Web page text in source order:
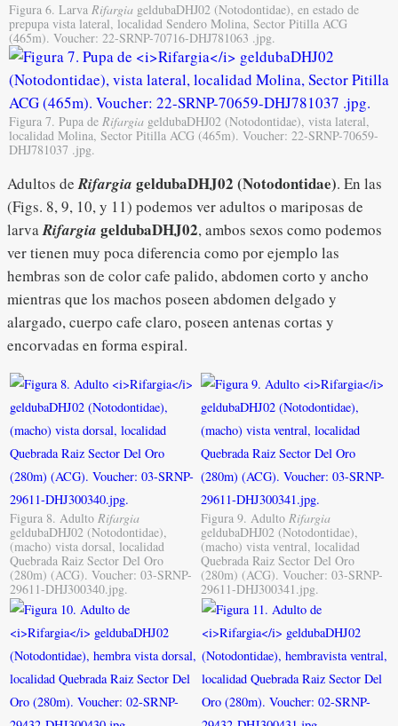
Figura 6. Larva Rifargia geldubaDHJ02 (Notodontidae), en estado de
prepupa vista lateral, localidad Sendero Molina, Sector Pitilla ACG
(465m). Voucher: 22-SRNP-70716-DHJ781063 .jpg.
Figura 7. Pupa de Rifargia geldubaDHJ02 (Notodontidae), vista lateral,
localidad Molina, Sector Pitilla ACG (465m). Voucher: 22-SRNP-70659-
DHJ781037 .jpg.
Adultos deRifargia geldubaDHJ02 (Notodontidae). En las
(Figs. 8, 9, 10, y 11) podemos ver adultos o mariposas de
larvaRifargia geldubaDHJ02, ambos sexos como podemos
ver tienen muy poca diferencia como por ejemplo las
hembras son de color cafe palido, abdomen corto y ancho
mientras que los machos poseen abdomen delgado y
alargado, cuerpo cafe claro, poseen antenas cortas y
encorvadas en forma espiral.
Figura 8. Adulto Rifargia
geldubaDHJ02 (Notodontidae),
(macho) vista dorsal, localidad
Quebrada Raiz Sector Del Oro
(280m) (ACG). Voucher: 03-SRNP-
29611-DHJ300340.jpg.
Figura 9. Adulto Rifargia
geldubaDHJ02 (Notodontidae),
(macho) vista ventral, localidad
Quebrada Raiz Sector Del Oro
(280m) (ACG). Voucher: 03-SRNP-
29611-DHJ300341.jpg.